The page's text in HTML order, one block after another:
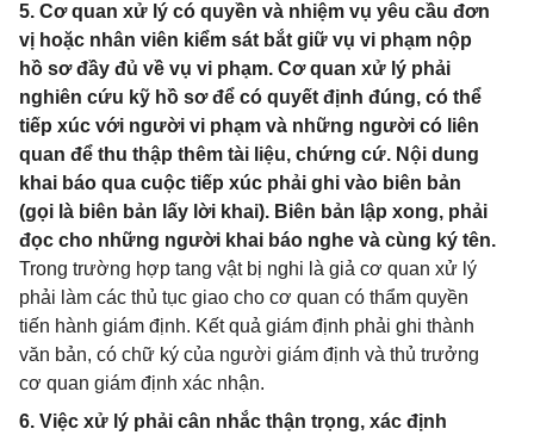
5. Cơ quan xử lý có quyền và nhiệm vụ yêu cầu đơn
vị hoặc nhân viên kiểm sát bắt giữ vụ vi phạm nộp
hồ sơ đầy đủ về vụ vi phạm. Cơ quan xử lý phải
nghiên cứu kỹ hồ sơ để có quyết định đúng, có thể
tiếp xúc với người vi phạm và những người có liên
quan để thu thập thêm tài liệu, chứng cứ. Nội dung
khai báo qua cuộc tiếp xúc phải ghi vào biên bản
(gọi là biên bản lấy lời khai). Biên bản lập xong, phải
đọc cho những người khai báo nghe và cùng ký tên.
Trong trường hợp tang vật bị nghi là giả cơ quan xử lý
phải làm các thủ tục giao cho cơ quan có thẩm quyền
tiến hành giám định. Kết quả giám định phải ghi thành
văn bản, có chữ ký của người giám định và thủ trưởng
cơ quan giám định xác nhận.
6. Việc xử lý phải cân nhắc thận trọng, xác định